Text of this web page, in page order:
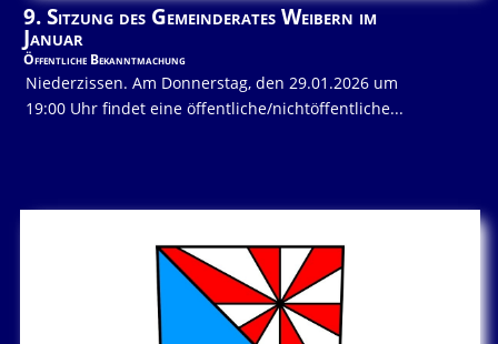
9. Sitzung des Gemeinderates Weibern im
Januar
Öffentliche Bekanntmachung
Niederzissen. Am Donnerstag, den 29.01.2026 um
19:00 Uhr findet eine öffentliche/nichtöffentliche...